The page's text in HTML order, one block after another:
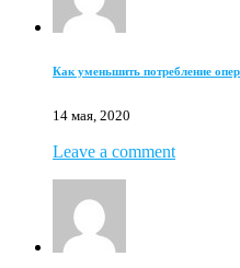
Как уменьшить потребление
14 мая, 2020
Leave a comment